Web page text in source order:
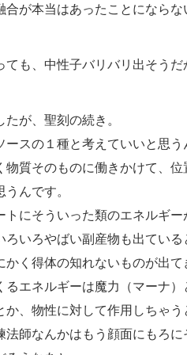
合が本当はあったことになら
ても、中性子バリバリ出そう
が、聖刻の続き。
ースの１種と考えていいと思
物質そのものに働きかけて、
んです。
トにそういった類のエネルギ
ろいろやばい副産物も出てい
かく得体の知れないものが出
るエネルギーは魔力（マーナ
か、物性に対して作用しちゃ
法師なんかはもう顔面にもろ